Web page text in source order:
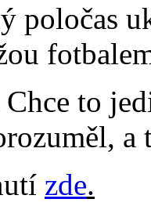
poločas
to
a
zde.